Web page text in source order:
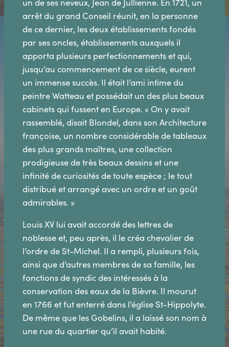
arrêt du grand Conseil réunit, en la personne
de ce dernier, les deux établissements fondés
par ses oncles, établissements auxquels il
apporta plusieurs perfectionnements et qui,
jusqu’au commencement de ce siècle, eurent
un immense succès. Il était l’ami intime du
peintre Watteau et possédait un des plus beaux
cabinets qui fussent en Europe. « On y avait
rassemblé, disait Blondel, dans son Architecture
françoise, un nombre considérable de tableaux
des plus grands maîtres, une collection
prodigieuse de très beaux dessins et une
infinité de curiosités de toute espèce ; le tout
distribué et arrangé avec un ordre et un goût
admirables. »
Louis XV lui avait accordé des lettres de
noblesse et, peu après, il le créa chevalier de
l’ordre de St-Michel. Il a rempli, plusieurs fois,
ainsi que d’autres membres de sa famille, les
fonctions de syndic des intéressés à la
conservation des eaux de la Bièvre. Il mourut
en 1766 et fut enterré dans l’église St-Hippolyte.
De même que les Gobelins, il a laissé son nom à
une rue du quartier qu’il avait habité.